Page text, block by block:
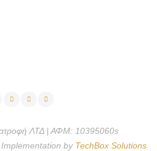
ΛΤΔ | ΑΦΜ: 10395060s
Implementation by TechBox Solutions